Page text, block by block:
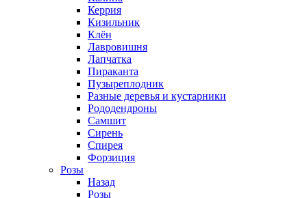
Керрия
Кизильник
Клён
Лавровишня
Лапчатка
Пираканта
Пузыреплодник
Разные деревья и кустарники
Рододендроны
Самшит
Сирень
Спирея
Форзиция
Розы
Назад
Розы